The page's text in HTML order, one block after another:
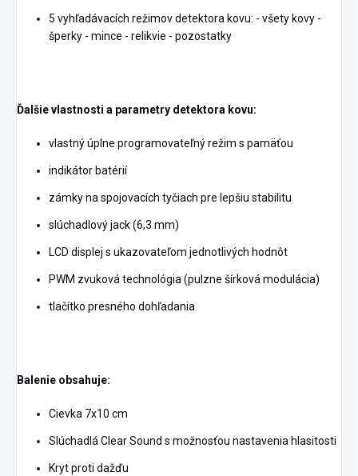
5 vyhľadávacích režimov detektora kovu: - všety kovy -
šperky - mince - relikvie - pozostatky
Ďalšie vlastnosti a parametry detektora kovu:
vlastný úplne programovateľný režim s pamäťou
indikátor batérií
zámky na spojovacích tyčiach pre lepšiu stabilitu
slúchadlový jack (6,3 mm)
LCD displej s ukazovateľom jednotlivých hodnôt
PWM zvuková technológia (pulzne šírková modulácia)
tlačítko presného dohľadania
Balenie obsahuje:
Cievka 7x10 cm
Slúchadlá Clear Sound s možnosťou nastavenia hlasitosti
Kryt proti dažďu